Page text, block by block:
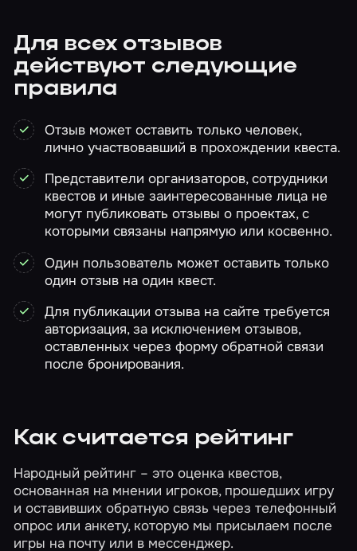
Для всех отзывов
действуют следующие
правила
Отзыв может оставить только человек,
лично участвовавший в прохождении квеста.
Представители организаторов, сотрудники
квестов и иные заинтересованные лица не
могут публиковать отзывы о проектах, с
которыми связаны напрямую или косвенно.
Один пользователь может оставить только
один отзыв на один квест.
Для публикации отзыва на сайте требуется
авторизация, за исключением отзывов,
оставленных через форму обратной связи
после бронирования.
Как считается рейтинг
Народный рейтинг – это оценка квестов,
основанная на мнении игроков, прошедших игру
и оставивших обратную связь через телефонный
опрос или анкету, которую мы присылаем после
игры на почту или в мессенджер.